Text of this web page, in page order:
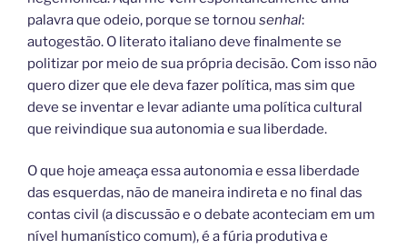
palavra que odeio, porque se tornou senhal:
autogestão. O literato italiano deve finalmente se
politizar por meio de sua própria decisão. Com isso não
quero dizer que ele deva fazer política, mas sim que
deve se inventar e levar adiante uma política cultural
que reivindique sua autonomia e sua liberdade.
O que hoje ameaça essa autonomia e essa liberdade
das esquerdas, não de maneira indireta e no final das
contas civil (a discussão e o debate aconteciam em um
nível humanístico comum), é a fúria produtiva e